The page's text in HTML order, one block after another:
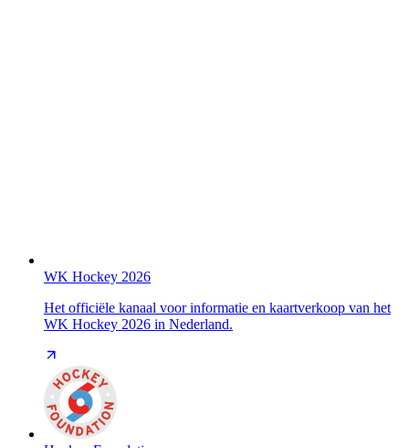
WK Hockey 2026
Het officiële kanaal voor informatie en kaartverkoop van het
WK Hockey 2026 in Nederland.